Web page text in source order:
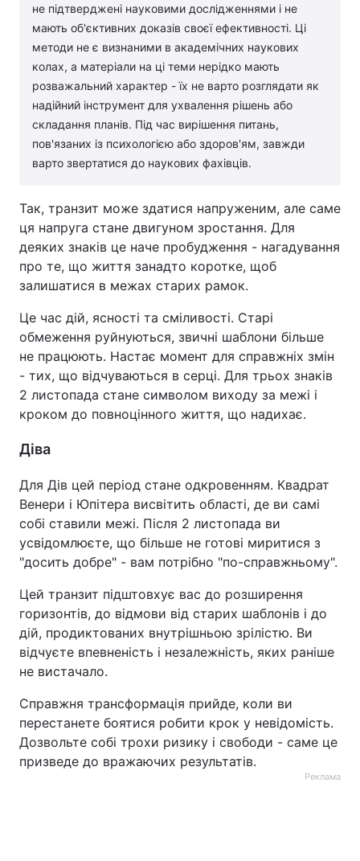
не підтверджені науковими дослідженнями і не
мають об'єктивних доказів своєї ефективності. Ці
методи не є визнаними в академічних наукових
колах, а матеріали на ці теми нерідко мають
розважальний характер - їх не варто розглядати як
надійний інструмент для ухвалення рішень або
складання планів. Під час вирішення питань,
пов'язаних із психологією або здоров'ям, завжди
варто звертатися до наукових фахівців.
Так, транзит може здатися напруженим, але саме
ця напруга стане двигуном зростання. Для
деяких знаків це наче пробудження - нагадування
про те, що життя занадто коротке, щоб
залишатися в межах старих рамок.
Це час дій, ясності та сміливості. Старі
обмеження руйнуються, звичні шаблони більше
не працюють. Настає момент для справжніх змін
- тих, що відчуваються в серці. Для трьох знаків
2 листопада стане символом виходу за межі і
кроком до повноцінного життя, що надихає.
Діва
Для Дів цей період стане одкровенням. Квадрат
Венери і Юпітера висвітить області, де ви самі
собі ставили межі. Після 2 листопада ви
усвідомлюєте, що більше не готові миритися з
"досить добре" - вам потрібно "по-справжньому".
Цей транзит підштовхує вас до розширення
горизонтів, до відмови від старих шаблонів і до
дій, продиктованих внутрішньою зрілістю. Ви
відчуєте впевненість і незалежність, яких раніше
не вистачало.
Справжня трансформація прийде, коли ви
перестанете боятися робити крок у невідомість.
Дозвольте собі трохи ризику і свободи - саме це
призведе до вражаючих результатів.
Реклама